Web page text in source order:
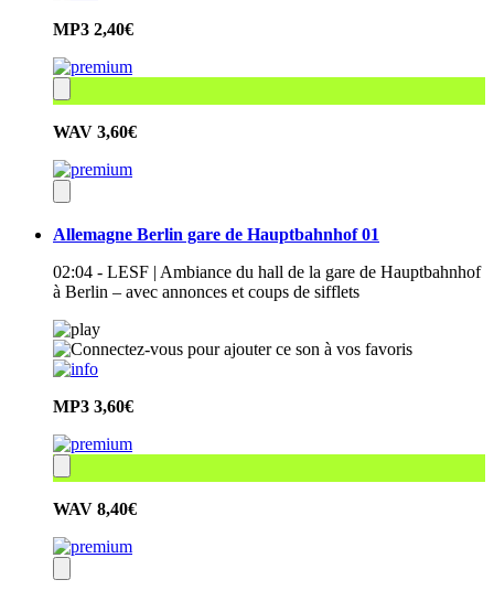
MP3 2,40€
WAV 3,60€
Allemagne Berlin gare de Hauptbahnhof 01
02:04 - LESF | Ambiance du hall de la gare de Hauptbahnhof
à Berlin – avec annonces et coups de sifflets
MP3 3,60€
WAV 8,40€